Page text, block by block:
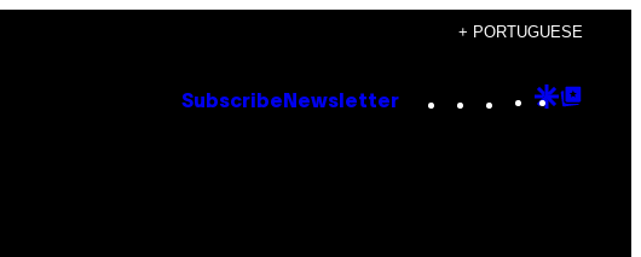
+ PORTUGUESE
Subscribe Newsletter Instagram
TikTok
YouTube
Google